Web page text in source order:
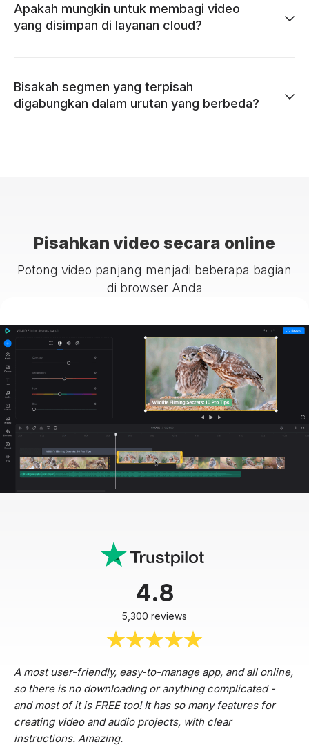
Apakah mungkin untuk membagi video
yang disimpan di layanan cloud?
Bisakah segmen yang terpisah
digabungkan dalam urutan yang berbeda?
Pisahkan video secara online
Potong video panjang menjadi beberapa bagian
di browser Anda
4.8
5,300 reviews
A most user-friendly, easy-to-manage app, and all online,
so there is no downloading or anything complicated -
and most of it is FREE too! It has so many features for
creating video and audio projects, with clear
instructions. Amazing.